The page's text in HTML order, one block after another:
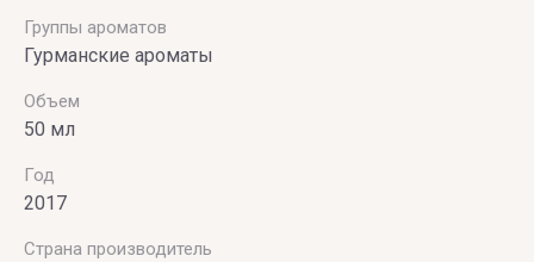
Группы ароматов
Гурманские ароматы
Объем
50 мл
Год
2017
Страна производитель